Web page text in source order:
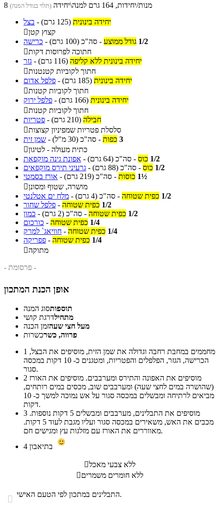
8 מנות/יחידות, 164 גרם למנה\יחידה (תלוי בגודל המנה)
בצל - יחידה בינונית (125 גרם)
קצוץ קטן
כרישה - 1/2 גודל ממוצע - סה"כ (100 גרם)
חתוכה לפרוסות דקות
גזר - יחידה בינונית ללא קליפה (116 גרם)
חתוך לקוביות קטנטנות
פלפל אדום - יחידה בינונית (185 גרם)
חתוך לקוביות קטנות
פלפל ירוק - יחידה בינונית (166 גרם)
חתוך לקוביות קטנות
פטריות - חבילה (210 גרם)
סלסלת פטריות שמפיניון קצוצות
שמן זית - 3 כפות - סה"כ (30 מ"ל)
כתית מעולה - לטיגון
אפונת גינה מוקפאת - 1/2 כוס - סה"כ (64 גרם)
גרעיני תירס מוקפאים - 1/2 כוס - סה"כ (88 גרם)
אורז בסמטי - 1½ כוסות - סה"כ (219 גרם)
מושרה, שטוף ומסונן
מלח ים אטלנטי - 1/2 כפית שטוחה - סה"כ (4 גרם)
פלפל שחור - 1/2 כפית שטוחה
כמון - 1/2 כפית שטוחה - סה"כ (2 גרם)
כורכום - 1/4 כפית שטוחה
חוויאג` למרק - 1/4 כפית שטוחה
פפריקה - 1/4 כפית שטוחה
מתוקה
- פרסומת -
אופן הכנת המתכון
תוספותסוג המנה
מתחילדרגת קושי
מעל חצי שעהזמן הכנה
פרווה, כשרכשרות
1
הכרישה, הגזר, הפלפלים והפטריות, ומטגנים כ- 10 דקות במכסה
סגור.
2
(שהושרה במים לחצי שעה) ומערבבים שוב, מכסים במים רותחים,
מביאים לרתיחה ומבשלים במכסה סגור על אש נמוכה למשך כ- 10
דקות.
3
מכבים את האש, משאירים במכסה סגור ועליו מגבת לעוד 5 דקות.
מאווררים את האורז עם מזלגות עץ ומגישים חם.
4
ללא צבעי מאכל
ללא חומרים משמרים
 התבלינים במתכון לפי הטעם האישי.